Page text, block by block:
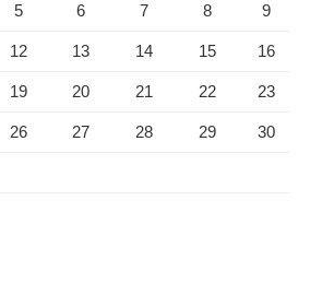
5 6 7 8 9
12 13 14 15 16
19 20 21 22 23
26 27 28 29 30